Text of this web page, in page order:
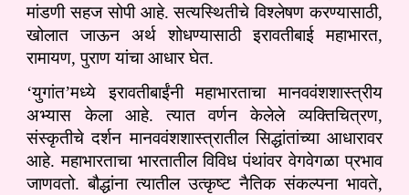
मांडणी सहज सोपी आहे. सत्यस्थितीचे विश्लेषण करण्यासाठी,
खोलात जाऊन अर्थ शोधण्यासाठी इरावतीबाई महाभारत,
रामायण, पुराण यांचा आधार घेत.
‘युगांत’मध्ये इरावतीबाईंनी महाभारताचा मानववंशशास्त्रीय
अभ्यास केला आहे. त्यात वर्णन केलेले व्यक्तिचित्रण,
संस्कृतीचे दर्शन मानववंशशास्त्रातील सिद्धांतांच्या आधारावर
आहे. महाभारताचा भारतातील विविध पंथांवर वेगवेगळा प्रभाव
जाणवतो. बौद्धांना त्यातील उत्कृष्ट नैतिक संकल्पना भावते,